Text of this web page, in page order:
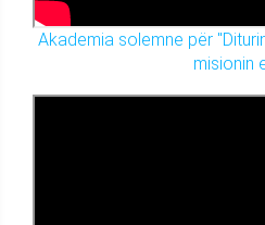
Akademia solemne për
misionin